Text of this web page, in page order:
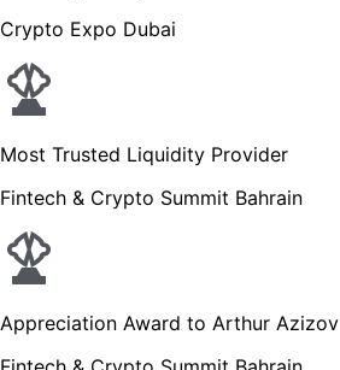
Crypto Expo Dubai
Most Trusted Liquidity Provider
Fintech & Crypto Summit Bahrain
Appreciation Award to Arthur Azizov